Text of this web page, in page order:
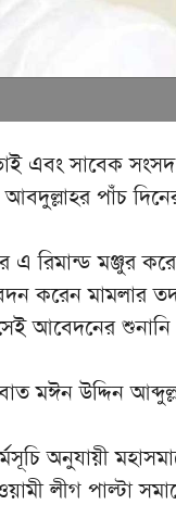
এবং সাবেক
পাঁচ
এ রিমান্ড মঞ্জুর
করেন মামলার
আবেদনের শুনানি
মঈন উদ্দিন
অনুযায়ী
লীগ পাল্টা